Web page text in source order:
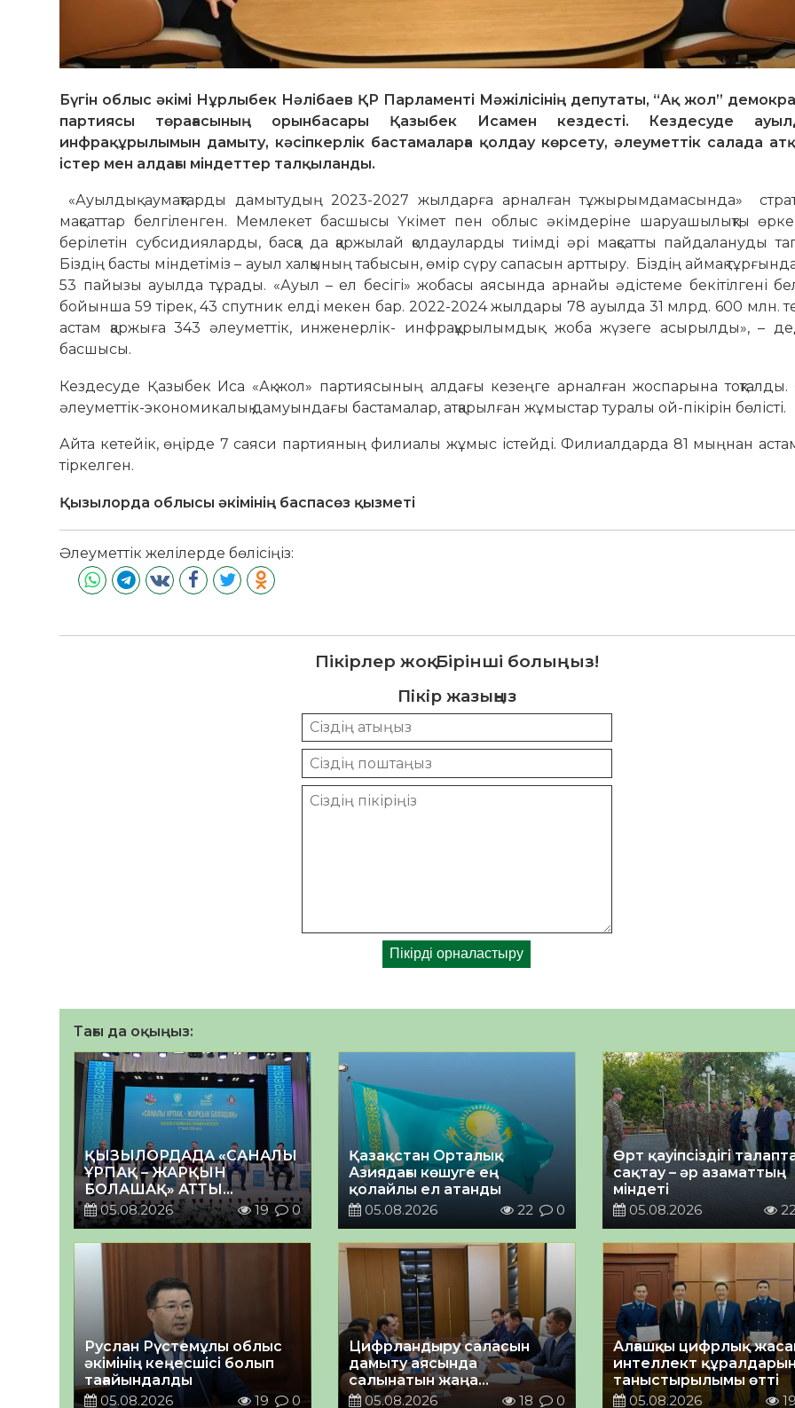
Бүгін облыс әкімі Нұрлыбек Нәлібаев ҚР Парламенті Мәжілісінің депутаты, “Ақ жол”
партиясы төрағасының орынбасары Қазыбек Исамен кездесті. Кездесуде
инфрақұрылымын дамыту, кәсіпкерлік бастамаларға қолдау көрсету, әлеуметтік салада
істер мен алдағы міндеттер талқыланды.
«Ауылдық аумақтарды дамытудың 2023-2027 жылдарға арналған тұжырымдамасында»
мақсаттар белгіленген. Мемлекет басшысы Үкімет пен облыс әкімдеріне шаруашылықты
берілетін субсидияларды, басқа да қаржылай қолдауларды тиімді әрі мақсатты пайдалануды
Біздің басты міндетіміз – ауыл халқының табысын, өмір сүру сапасын арттыру. Біздің аймақ
53 пайызы ауылда тұрады. «Ауыл – ел бесігі» жобасы аясында арнайы әдістеме бекітілгені
бойынша 59 тірек, 43 спутник елді мекен бар. 2022-2024 жылдары 78 ауылда 31 млрд. 600 млн.
астам қаржыға 343 әлеуметтік, инженерлік- инфрақұрылымдық жоба жүзеге асырылды», –
басшысы.
Кездесуде Қазыбек Иса «Ақ жол» партиясының алдағы кезеңге арналған жоспарына тоқталды.
әлеуметтік-экономикалық дамуындағы бастамалар, атқарылған жұмыстар туралы ой-пікірін бөлісті.
Айта кетейік, өңірде 7 саяси партияның филиалы жұмыс істейді. Филиалдарда 81 мыңнан
тіркелген.
Қызылорда облысы әкімінің баспасөз қызметі
Әлеуметтік желілерде бөлісіңіз:
Пікірлер жоқ. Бірінші болыңыз!
Пікір жазыңыз
Тағы да оқыңыз:
ҚЫЗЫЛОРДАДА «САНАЛЫ
ҰРПАҚ – ЖАРҚЫН
БОЛАШАҚ» АТТЫ
КЕҢЕЙТІЛГЕН МӘЖІЛІС
ӨТТІ
05.08.2026 19 0
Қазақстан Орталық
Азиядағы көшуге ең
қолайлы ел атанды
05.08.2026
22 0
Өрт қауіпсіздігі
сақтау – әр азаматтың
міндеті
05.08.2026
22
Руслан Рүстемұлы облыс
әкімінің кеңесшісі болып
тағайындалды
05.08.2026
19 0
Цифрландыру саласын
дамыту аясында
салынатын жаңа
орталықтың жобасы
05.08.2026 18 0
Алғашқы цифрлық
интеллект
таныстырылымы өтті
05.08.2026
19